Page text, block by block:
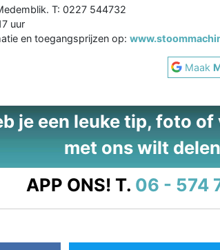
T: 0227 544732
uur
en toegangsprijzen op:
Maak
je een leuke tip, foto of
met ons wilt
APP ONS! T. 06 - 574